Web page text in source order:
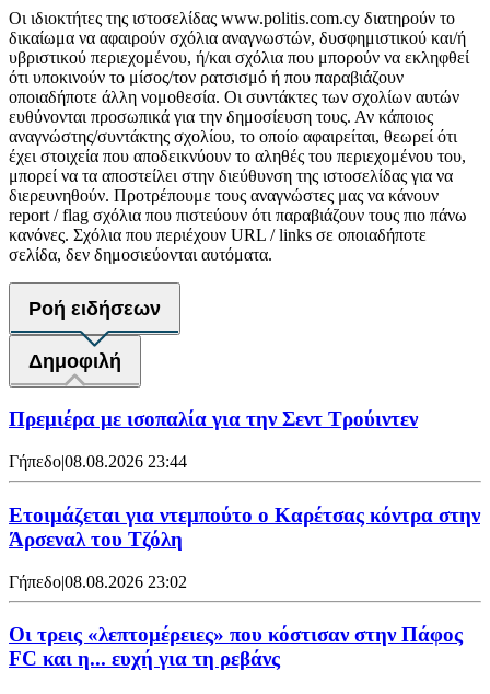
Οι ιδιοκτήτες της ιστοσελίδας www.politis.com.cy διατηρούν το
δικαίωμα να αφαιρούν σχόλια αναγνωστών, δυσφημιστικού και/ή
υβριστικού περιεχομένου, ή/και σχόλια που μπορούν να εκληφθεί
ότι υποκινούν το μίσος/τον ρατσισμό ή που παραβιάζουν
οποιαδήποτε άλλη νομοθεσία. Οι συντάκτες των σχολίων αυτών
ευθύνονται προσωπικά για την δημοσίευση τους. Αν κάποιος
αναγνώστης/συντάκτης σχολίου, το οποίο αφαιρείται, θεωρεί ότι
έχει στοιχεία που αποδεικνύουν το αληθές του περιεχομένου του,
μπορεί να τα αποστείλει στην διεύθυνση της ιστοσελίδας για να
διερευνηθούν. Προτρέπουμε τους αναγνώστες μας να κάνουν
report / flag σχόλια που πιστεύουν ότι παραβιάζουν τους πιο πάνω
κανόνες. Σχόλια που περιέχουν URL / links σε οποιαδήποτε
σελίδα, δεν δημοσιεύονται αυτόματα.
Ροή ειδήσεων
Δημοφιλή
Πρεμιέρα με ισοπαλία για την Σεντ Τρούιντεν
Γήπεδο|08.08.2026 23:44
Ετοιμάζεται για ντεμπούτο ο Καρέτσας κόντρα στην
Άρσεναλ του Τζόλη
Γήπεδο|08.08.2026 23:02
Οι τρεις «λεπτομέρειες» που κόστισαν στην Πάφος
FC και η... ευχή για τη ρεβάνς